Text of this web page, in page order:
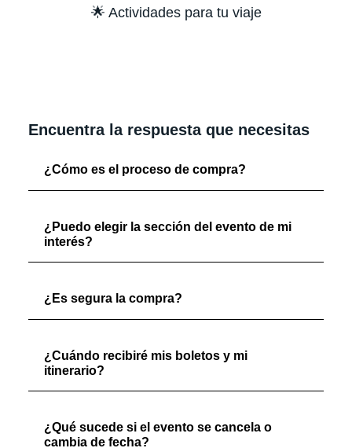
🌟 Actividades para tu viaje
Encuentra la respuesta que necesitas
¿Cómo es el proceso de compra?
¿Puedo elegir la sección del evento de mi
interés?
¿Es segura la compra?
¿Cuándo recibiré mis boletos y mi
itinerario?
¿Qué sucede si el evento se cancela o
cambia de fecha?